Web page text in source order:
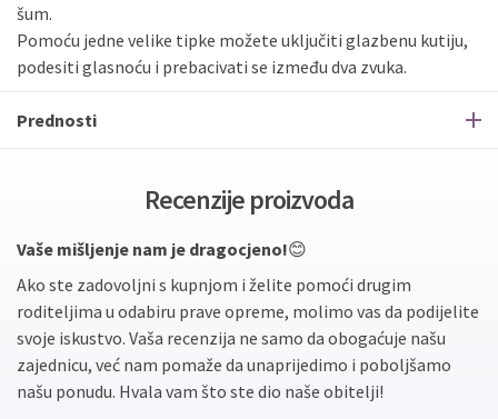
šum.
Pomoću jedne velike tipke možete uključiti glazbenu kutiju,
podesiti glasnoću i prebacivati se između dva zvuka.
Prednosti
Recenzije proizvoda
Vaše mišljenje nam je dragocjeno!😊
Ako ste zadovoljni s kupnjom i želite pomoći drugim
roditeljima u odabiru prave opreme, molimo vas da podijelite
svoje iskustvo. Vaša recenzija ne samo da obogaćuje našu
zajednicu, već nam pomaže da unaprijedimo i poboljšamo
našu ponudu. Hvala vam što ste dio naše obitelji!